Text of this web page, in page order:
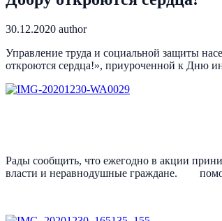
30.12.2020 author
Управление труда и социальной защиты
откроются сердца!», приуроченной к Дню
Рады сообщить, что ежегодно в акции
власти и неравнодушные граждане.